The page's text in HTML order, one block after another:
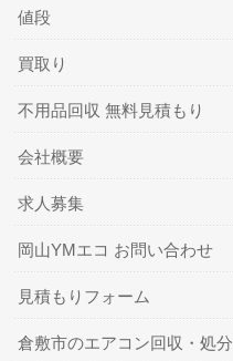
値段
買取り
不用品回収 無料見積もり
会社概要
求人募集
岡山YMエコ お問い合わせ
見積もりフォーム
倉敷市のエアコン回収・処分